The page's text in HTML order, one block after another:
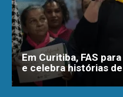
Em Curitiba, FAS
e celebra histórias